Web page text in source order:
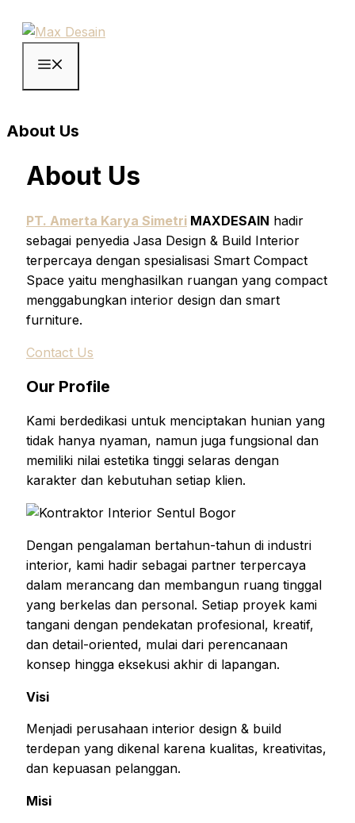
About Us
About Us
PT. Amerta Karya Simetri MAXDESAIN hadir
sebagai penyedia Jasa Design & Build Interior
terpercaya dengan spesialisasi Smart Compact
Space yaitu menghasilkan ruangan yang compact
menggabungkan interior design dan smart
furniture.
Contact Us
Our Profile
Kami berdedikasi untuk menciptakan hunian yang
tidak hanya nyaman, namun juga fungsional dan
memiliki nilai estetika tinggi selaras dengan
karakter dan kebutuhan setiap klien.
Dengan pengalaman bertahun-tahun di industri
interior, kami hadir sebagai partner terpercaya
dalam merancang dan membangun ruang tinggal
yang berkelas dan personal. Setiap proyek kami
tangani dengan pendekatan profesional, kreatif,
dan detail-oriented, mulai dari perencanaan
konsep hingga eksekusi akhir di lapangan.
Visi
Menjadi perusahaan interior design & build
terdepan yang dikenal karena kualitas, kreativitas,
dan kepuasan pelanggan.
Misi